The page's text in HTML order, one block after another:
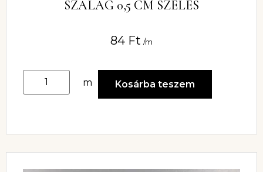
SZALAG 0,5 CM SZÉLES
84 Ft /m
m Kosárba teszem